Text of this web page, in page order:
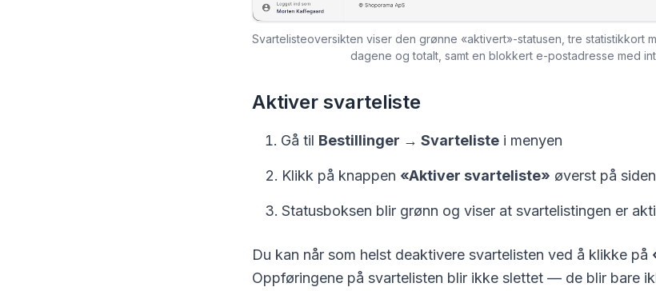
Svartelisteoversikten viser den grønne «aktivert»-statusen, tre statistikkort
dagene og totalt, samt en blokkert e-postadresse med
Aktiver svarteliste
Gå til Bestillinger → Svartelistei menyen
Klikk på knappen «Aktiver svarteliste» øverst på siden
Statusboksen blir grønn og viser at svartelistingen er
Du kan når som helst deaktivere svartelisten ved å klikke på
Oppføringene på svartelisten blir ikke slettet — de blir bare